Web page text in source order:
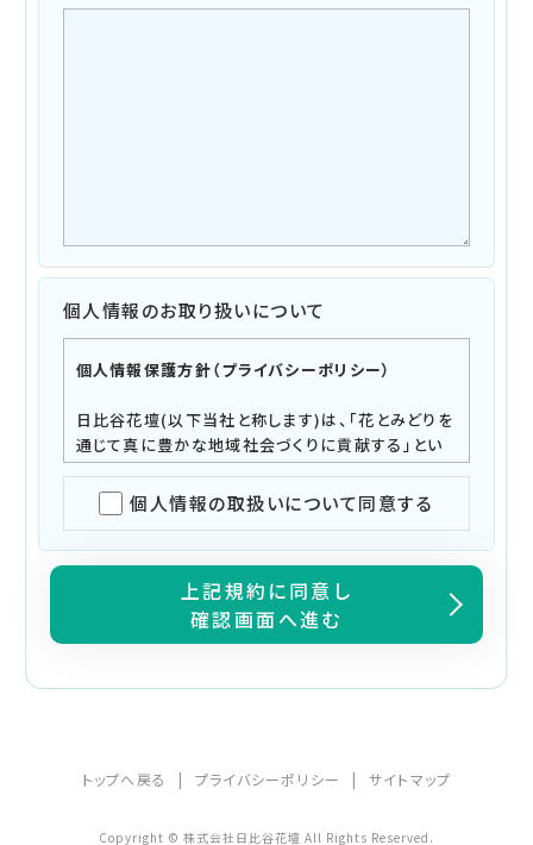
個⼈情報のお取り扱いについて
個人情報保護方針（プライバシーポリシー）
日比谷花壇(以下当社と称します)は、「花とみどりを
通じて真に豊かな地域社会づくりに貢献する」とい
う企業理念のもと、創業以来多くのお客様に愛と感
動のシーンのご提供を行ってまいりました。今後とも
さらにお客様に安心安全な商品・サービスのご提供
を行えるよう、以下の個人情報方針を定め、すべての
役員・社員等が遵守すべき行動基準として徹底し、お
客様からの当社に対する信頼と期待に応えてまいり
令和4年 6月 1日 改訂
令和7年 4月 1日 改訂
株式会社 日比谷花壇
個⼈情報の取扱いについて同意する
上記規約に同意し
確認画面へ進む
トップへ戻る プライバシーポリシー サイトマップ
Copyright © 株式会社日比谷花壇 All Rights Reserved.